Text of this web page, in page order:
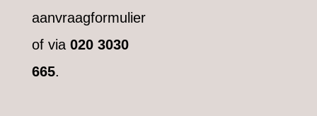
aanvraagformulier
of via 020 3030
665.